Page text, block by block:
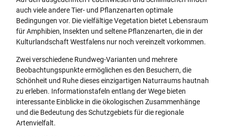
auch viele andere Tier- und Pflanzenarten optimale
Bedingungen vor. Die vielfältige Vegetation bietet Lebensraum
für Amphibien, Insekten und seltene Pflanzenarten, die in der
Kulturlandschaft Westfalens nur noch vereinzelt vorkommen.
Zwei verschiedene Rundweg-Varianten und mehrere
Beobachtungspunkte ermöglichen es den Besuchern, die
Schönheit und Ruhe dieses einzigartigen Naturraums hautnah
zu erleben. Informationstafeln entlang der Wege bieten
interessante Einblicke in die ökologischen Zusammenhänge
und die Bedeutung des Schutzgebiets für die regionale
Artenvielfalt.